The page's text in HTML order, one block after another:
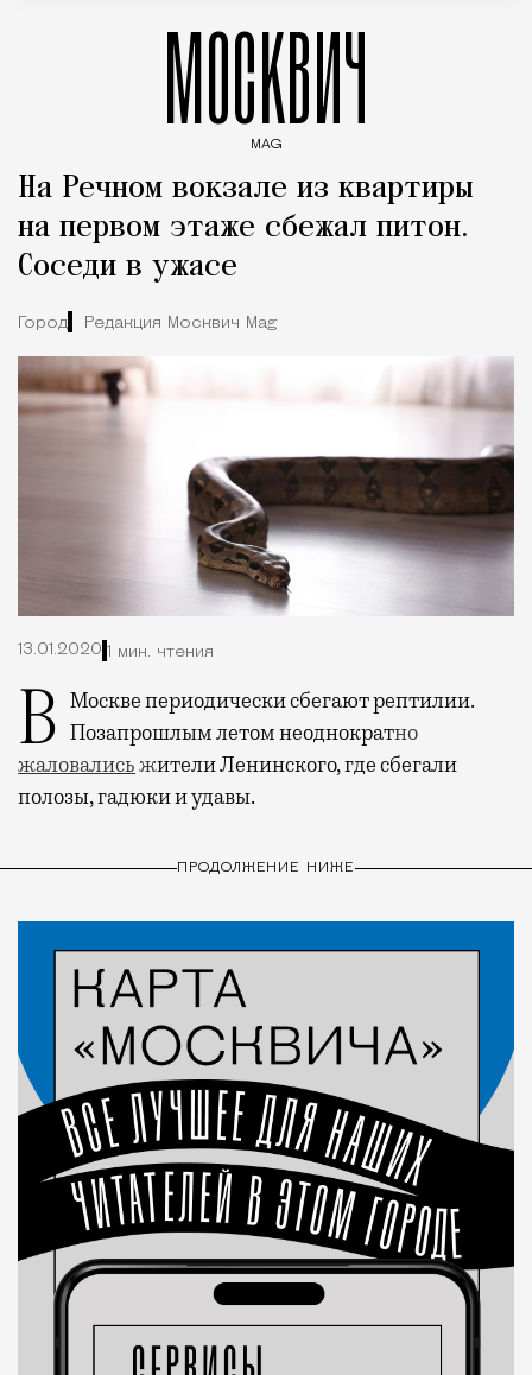
МОСКВИЧ
MAG
На Речном вокзале из квартиры
на первом этаже сбежал питон.
Соседи в ужасе
Город Редакция Москвич Mag
13.01.2020 1 мин. чтения
В Москве периодически сбегают рептилии. Позапрошлым летом неоднократно
жаловалисьжители Ленинского, где сбегали
полозы, гадюки и удавы.
ПРОДОЛЖЕНИЕ НИЖЕ